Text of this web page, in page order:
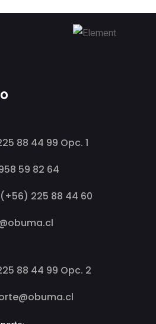
88 44 99 Opc. 1
59 82 64
225 88 44 60
88 44 99 Opc. 2